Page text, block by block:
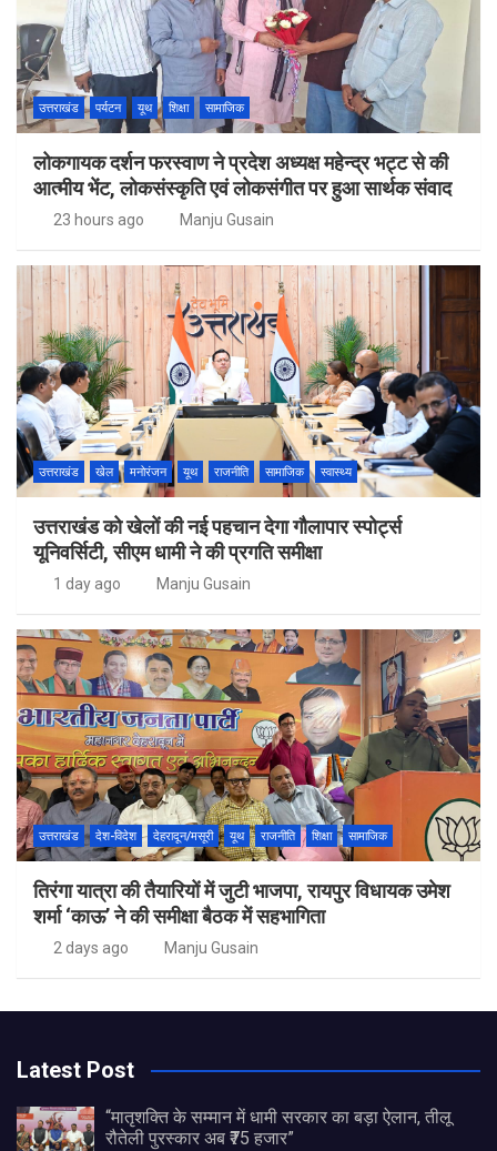
उत्तराखंड पर्यटन यूथ शिक्षा सामाजिक
लोकगायक दर्शन फरस्वाण ने प्रदेश अध्यक्ष महेन्द्र भट्ट से की
आत्मीय भेंट, लोकसंस्कृति एवं लोकसंगीत पर हुआ सार्थक संवाद
23 hours ago Manju Gusain
उत्तराखंड खेल मनोरंजन यूथ राजनीति सामाजिक स्वास्थ्य
उत्तराखंड को खेलों की नई पहचान देगा गौलापार स्पोर्ट्स
यूनिवर्सिटी, सीएम धामी ने की प्रगति समीक्षा
1 day ago Manju Gusain
उत्तराखंड देश-विदेश देहरादून/मसूरी यूथ राजनीति शिक्षा सामाजिक
तिरंगा यात्रा की तैयारियों में जुटी भाजपा, रायपुर विधायक उमेश
शर्मा ‘काऊ’ ने की समीक्षा बैठक में सहभागिता
2 days ago Manju Gusain
Latest Post
“मातृशक्ति के सम्मान में धामी सरकार का बड़ा ऐलान, तीलू
रौतेली पुरस्कार अब ₹75 हजार”